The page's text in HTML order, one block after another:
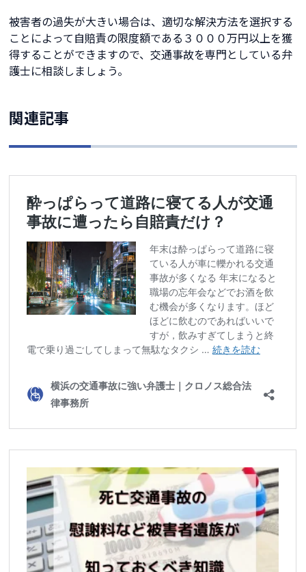
被害者の過失が大きい場合は、適切な解決方法を選択する
ことによって自賠責の限度額である３０００万円以上を獲
得することができますので、交通事故を専門としている弁
護士に相談しましょう。
関連記事